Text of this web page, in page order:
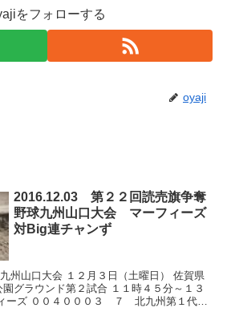
をフォローする
oyaji
2016.12.03 第２２回読売旗争奪
野球九州山口大会 マーフィーズ
対Big連チャンず
州山口大会 １２月３日（土曜日） 佐賀県
グラウンド第２試合 １１時４５分～１３
ーズ ００４０００３ ７ 北九州第１代表